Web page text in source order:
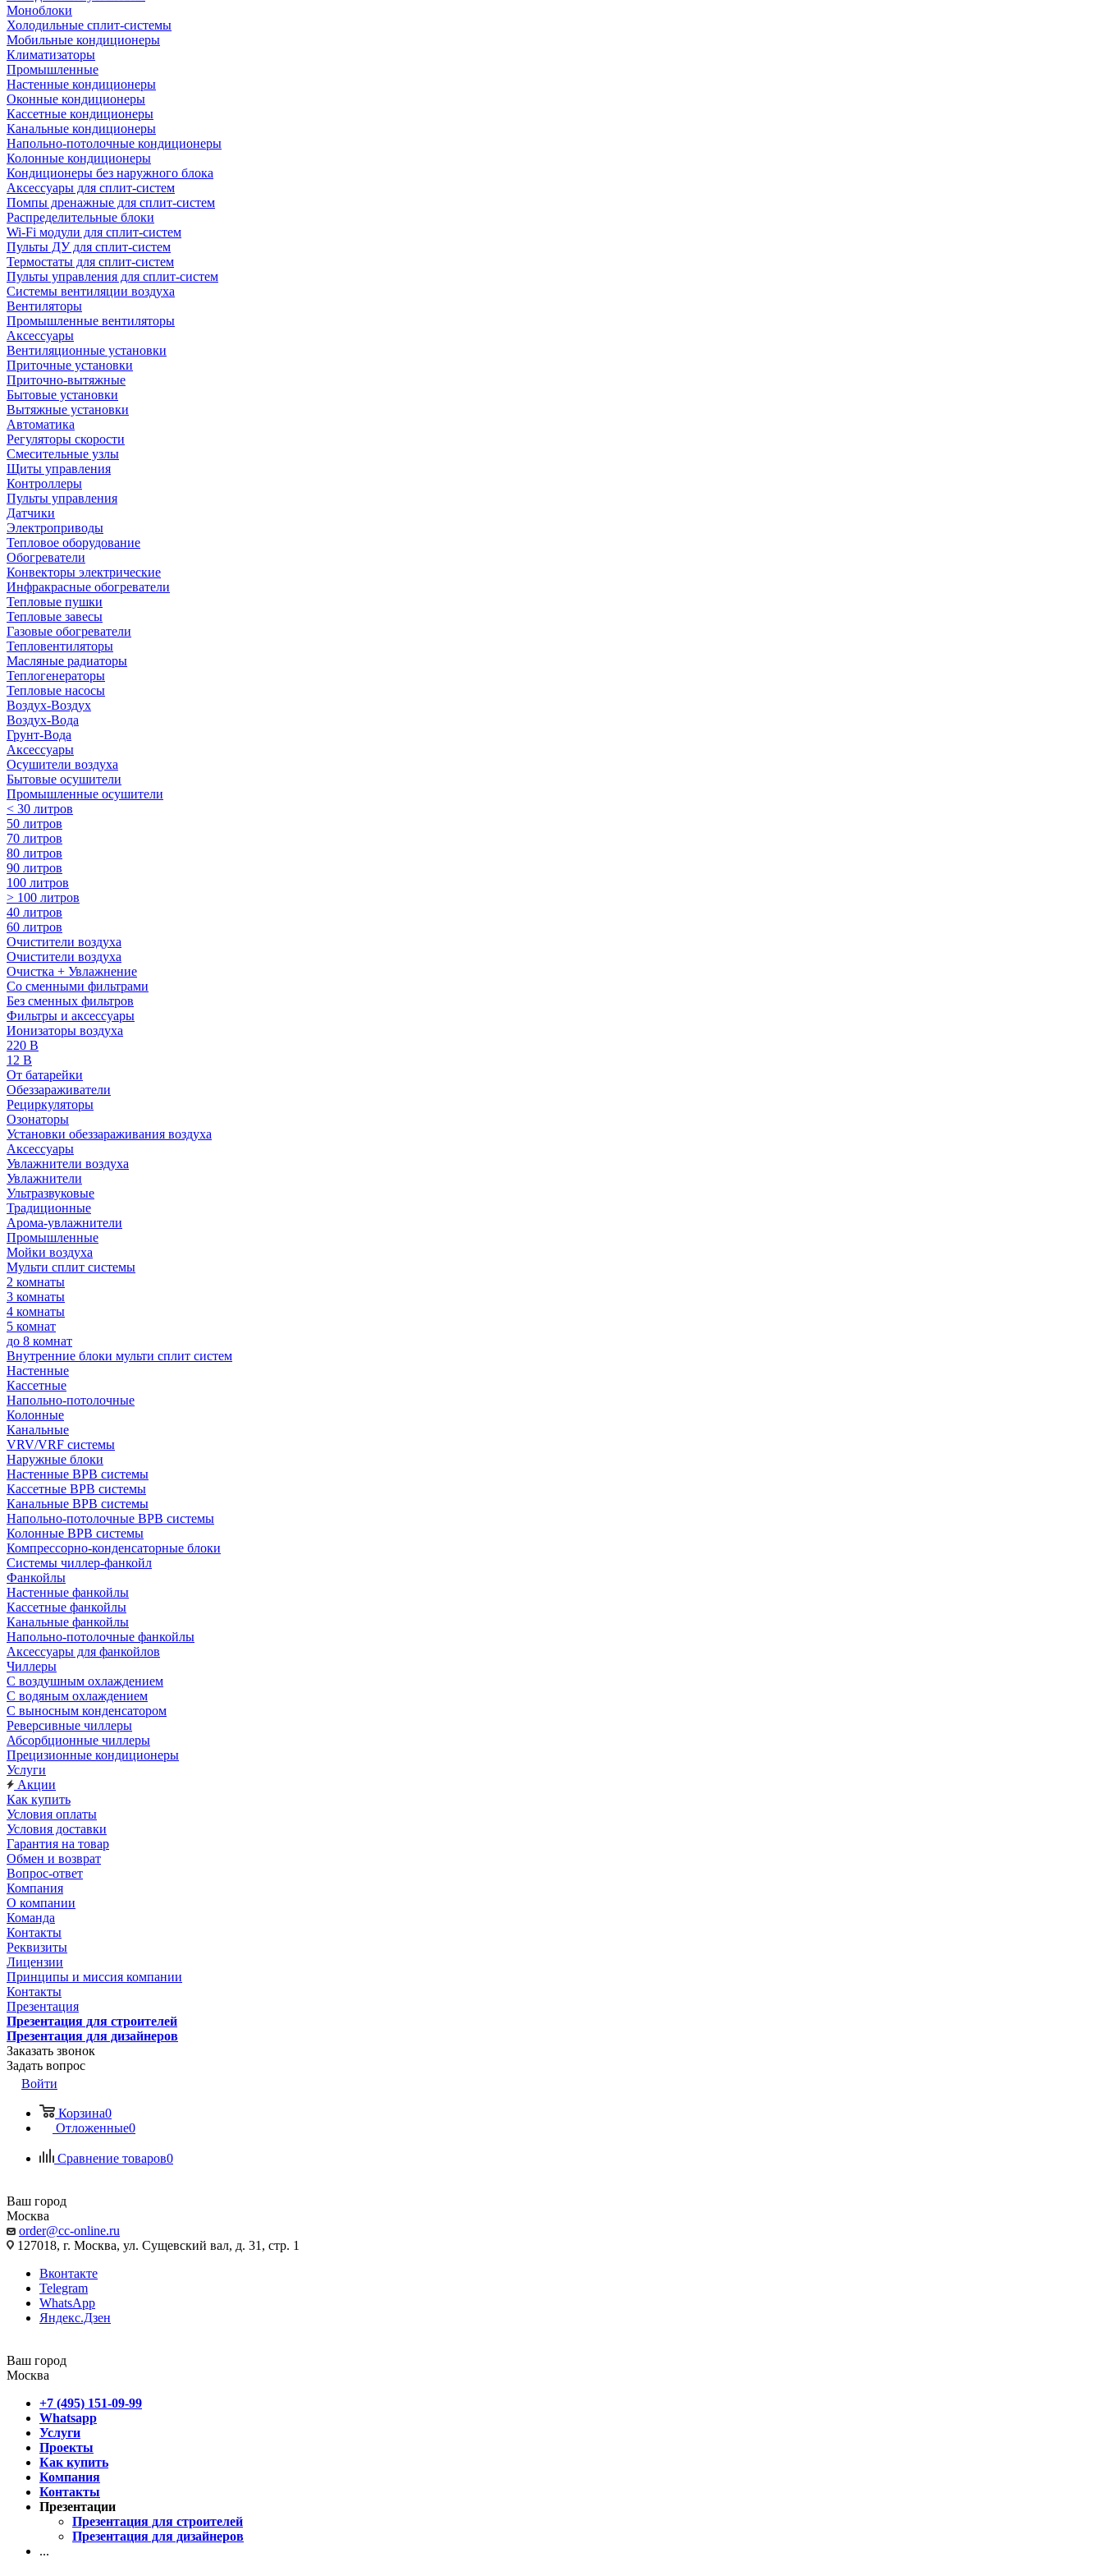
Моноблоки
Холодильные сплит-системы
Мобильные кондиционеры
Климатизаторы
Промышленные
Настенные кондиционеры
Оконные кондиционеры
Кассетные кондиционеры
Канальные кондиционеры
Напольно-потолочные кондиционеры
Колонные кондиционеры
Кондиционеры без наружного блока
Аксессуары для сплит-систем
Помпы дренажные для сплит-систем
Распределительные блоки
Wi-Fi модули для сплит-систем
Пульты ДУ для сплит-систем
Термостаты для сплит-систем
Пульты управления для сплит-систем
Системы вентиляции воздуха
Вентиляторы
Промышленные вентиляторы
Аксессуары
Вентиляционные установки
Приточные установки
Приточно-вытяжные
Бытовые установки
Вытяжные установки
Автоматика
Регуляторы скорости
Смесительные узлы
Щиты управления
Контроллеры
Пульты управления
Датчики
Электроприводы
Тепловое оборудование
Обогреватели
Конвекторы электрические
Инфракрасные обогреватели
Тепловые пушки
Тепловые завесы
Газовые обогреватели
Тепловентиляторы
Масляные радиаторы
Теплогенераторы
Тепловые насосы
Воздух-Воздух
Воздух-Вода
Грунт-Вода
Аксессуары
Осушители воздуха
Бытовые осушители
Промышленные осушители
< 30 литров
50 литров
70 литров
80 литров
90 литров
100 литров
> 100 литров
40 литров
60 литров
Очистители воздуха
Очистители воздуха
Очистка + Увлажнение
Cо сменными фильтрами
Без сменных фильтров
Фильтры и аксессуары
Ионизаторы воздуха
220 В
12 В
От батарейки
Обеззараживатели
Рециркуляторы
Озонаторы
Установки обеззараживания воздуха
Аксессуары
Увлажнители воздуха
Увлажнители
Ультразвуковые
Традиционные
Арома-увлажнители
Промышленные
Мойки воздуха
Мульти сплит системы
2 комнаты
3 комнаты
4 комнаты
5 комнат
до 8 комнат
Внутренние блоки мульти сплит систем
Настенные
Кассетные
Напольно-потолочные
Колонные
Канальные
VRV/VRF системы
Наружные блоки
Настенные ВРВ системы
Кассетные ВРВ системы
Канальные ВРВ системы
Напольно-потолочные ВРВ системы
Колонные ВРВ системы
Компрессорно-конденсаторные блоки
Системы чиллер-фанкойл
Фанкойлы
Настенные фанкойлы
Кассетные фанкойлы
Канальные фанкойлы
Напольно-потолочные фанкойлы
Аксессуары для фанкойлов
Чиллеры
С воздушным охлаждением
С водяным охлаждением
С выносным конденсатором
Реверсивные чиллеры
Абсорбционные чиллеры
Прецизионные кондиционеры
Услуги
Акции
Как купить
Условия оплаты
Условия доставки
Гарантия на товар
Обмен и возврат
Вопрос-ответ
Компания
О компании
Команда
Контакты
Реквизиты
Лицензии
Принципы и миссия компании
Контакты
Презентация
Презентация для строителей
Презентация для дизайнеров
Заказать звонок
Задать вопрос
Войти
Корзина0
Отложенные0
Сравнение товаров0
Ваш город
Москва
order@cc-online.ru
127018, г. Москва, ул. Сущевский вал, д. 31, стр. 1
Вконтакте
Telegram
WhatsApp
Яндекс.Дзен
Ваш город
Москва
+7 (495) 151-09-99
Whatsapp
Услуги
Проекты
Как купить
Компания
Контакты
Презентации
Презентация для строителей
Презентация для дизайнеров
...